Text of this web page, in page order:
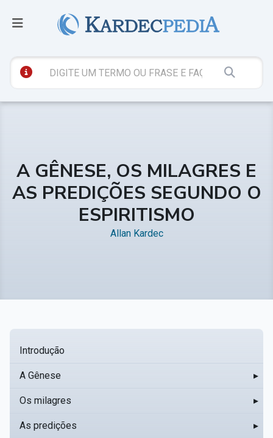
A GÊNESE, OS MILAGRES E
AS PREDIÇÕES SEGUNDO O
ESPIRITISMO
Allan Kardec
Introdução
A Gênese ▸
Os milagres ▸
As predições ▸